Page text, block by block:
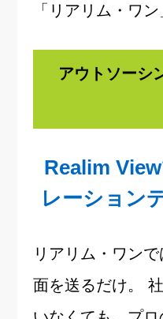
「リアリム・ワ
アウトソーシ
Realim
レーション
リアリム・ワン
面を送るだけ。